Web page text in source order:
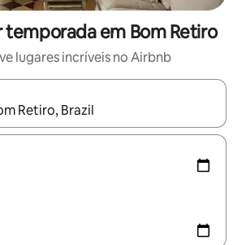
em Bom Retiro
lugares incríveis no Airbnb
estiverem disponíveis, explore-os